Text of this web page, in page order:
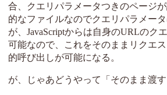
合、クエリパラメータつきのページ
的なファイルなのでクエリパラメー
が、JavaScriptからは自身のURLのク
可能なので、これをそのままリクエ
的呼び出しが可能になる。
が、じゃあどうやって「そのまま渡す